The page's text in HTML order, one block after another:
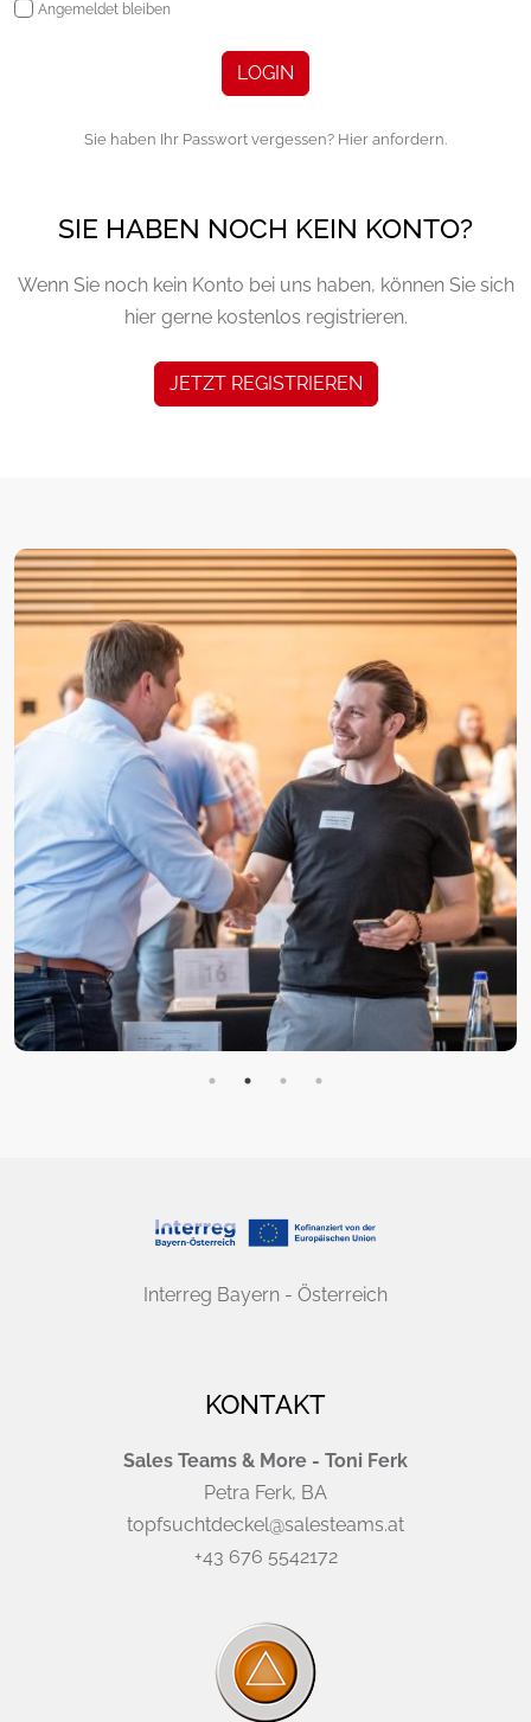
Angemeldet bleiben
LOGIN
Sie haben Ihr Passwort vergessen? Hier anfordern.
SIE HABEN NOCH KEIN KONTO?
Wenn Sie noch kein Konto bei uns haben, können Sie sich
hier gerne kostenlos registrieren.
JETZT REGISTRIEREN
Interreg Bayern - Österreich
KONTAKT
Sales Teams & More - Toni Ferk
Petra Ferk, BA
topfsuchtdeckel@salesteams.at
+43 676 5542172